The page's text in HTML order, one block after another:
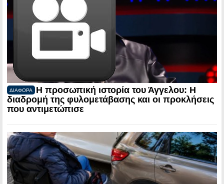
ΔΙΑΦΟΡΑ
Η προσωπική ιστορία του Άγγελου: Η
διαδρομή της φυλομετάβασης και οι προκλήσεις
που αντιμετώπισε